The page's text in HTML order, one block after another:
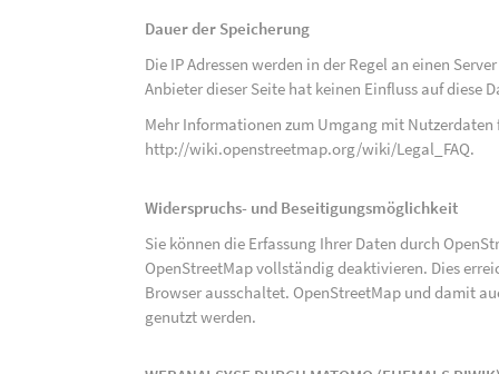
Dauer der Speicherung
Die IP Adressen werden in der Regel an einen
Anbieter dieser Seite hat keinen Einfluss auf diese
Mehr Informationen zum Umgang mit
http://wiki.openstreetmap.org/wiki/Legal_FAQ.
Widerspruchs- und Beseitigungsmöglichkeit
Sie können die Erfassung Ihrer Daten durch
OpenStreetMap vollständig deaktivieren. Dies
Browser ausschaltet. OpenStreetMap und damit
genutzt werden.